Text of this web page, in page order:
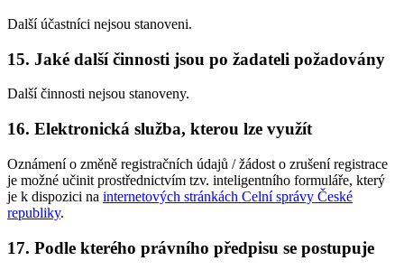
Další účastníci nejsou stanoveni.
15. Jaké další činnosti jsou po žadateli požadovány
Další činnosti nejsou stanoveny.
16. Elektronická služba, kterou lze využít
Oznámení o změně registračních údajů / žádost o zrušení registrace
je možné učinit prostřednictvím tzv. inteligentního formuláře, který
je k dispozici na internetových stránkách Celní správy České
republiky.
17. Podle kterého právního předpisu se postupuje